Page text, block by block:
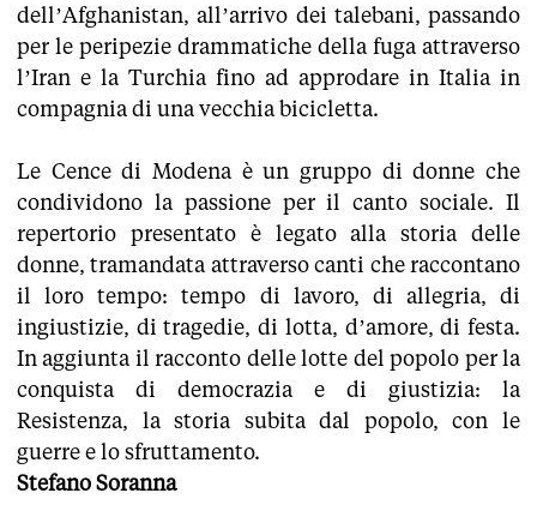
dell’Afghanistan, all’arrivo dei talebani, passando
per le peripezie drammatiche della fuga attraverso
l’Iran e la Turchia fino ad approdare in Italia in
compagnia di una vecchia bicicletta.
Le Cence di Modena è un gruppo di donne che
condividono la passione per il canto sociale. Il
repertorio presentato è legato alla storia delle
donne, tramandata attraverso canti che raccontano
il loro tempo: tempo di lavoro, di allegria, di
ingiustizie, di tragedie, di lotta, d’amore, di festa.
In aggiunta il racconto delle lotte del popolo per la
conquista di democrazia e di giustizia: la
Resistenza, la storia subita dal popolo, con le
guerre e lo sfruttamento.
Stefano Soranna